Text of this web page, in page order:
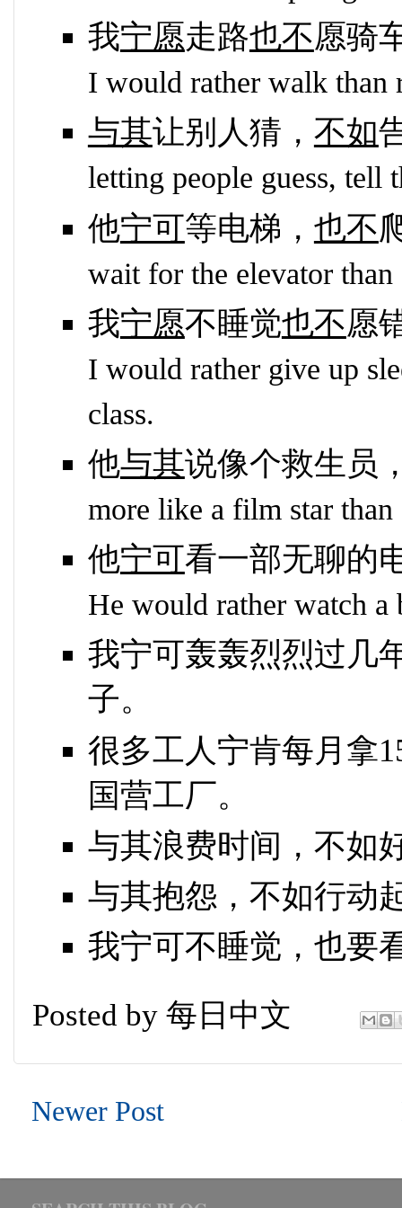
我宁愿走路也不愿骑
I would rather walk than
与其让别人猜， 不如
letting people guess, tell
他宁可等电梯， 也不
wait for the elevator
我宁愿不睡觉也不愿
I would rather give up
class.
他与其说像个救生员
more like a film star
他宁可看一部无聊的
He would rather watch a
我宁可轰轰烈烈过几
子。
很多工人宁肯每月拿
国营工厂。
与其浪费时间，不如
与其抱怨，不如行动
我宁可不睡觉，也要
Posted by 每日中文
Newer Post